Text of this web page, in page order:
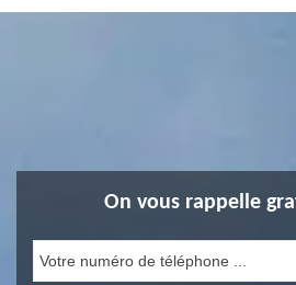
On vous rappelle